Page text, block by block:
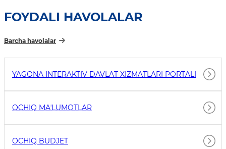
FOYDALI HAVOLALAR
Barcha havolalar
YAGONA INTERAKTIV DAVLAT XIZMATLARI PORTALI
OCHIQ MAʼLUMOTLAR
OCHIQ BUDJET